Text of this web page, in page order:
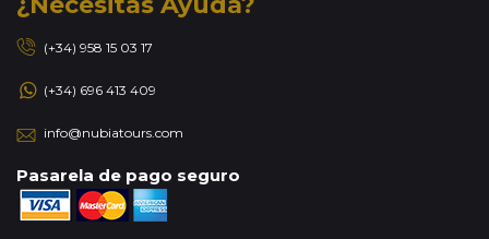
(+34) 958 15 03 17
(+34) 696 413 409
info@nubiatours.com
Pasarela de pago seguro